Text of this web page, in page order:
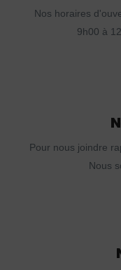
Nos horaires
9h00 à
Pour nous joindre
Nous